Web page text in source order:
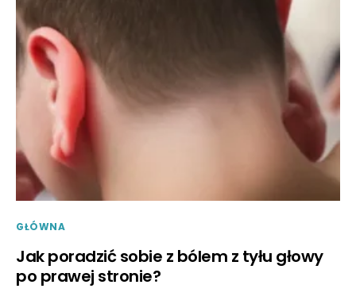
GŁÓWNA
Jak poradzić sobie z bólem z tyłu głowy
po prawej stronie?